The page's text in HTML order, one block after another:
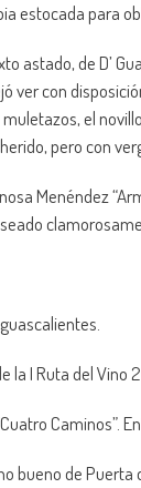
estocada para
astado, de D’
ver con
el
pero con
Menéndez
la I Ruta del Vino
Caminos”.
bueno de